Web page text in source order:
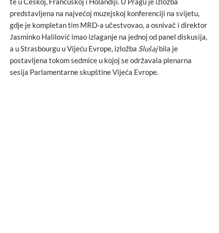
predstavljena na najvećoj muzejskoj konferenciji na svijetu,
gdje je kompletan tim MRD-a učestvovao, a osnivač i direktor
Jasminko Halilović imao izlaganje na jednoj od panel diskusija,
a u Strasbourgu u Vijeću Evrope, izložba Slušajbila je
postavljena tokom sedmice u kojoj se održavala plenarna
sesija Parlamentarne skupštine Vijeća Evrope.